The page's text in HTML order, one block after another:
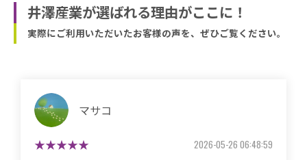
井澤産業が選ばれる理由がここに！
実際にご利用いただいたお客様の声を、ぜひご覧ください。
マサコ
2026-05-26 06:48:59